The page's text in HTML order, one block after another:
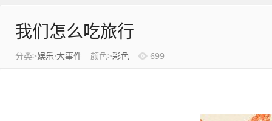
我们怎么吃旅行
分类>娱乐·大事件 颜色>彩色 699